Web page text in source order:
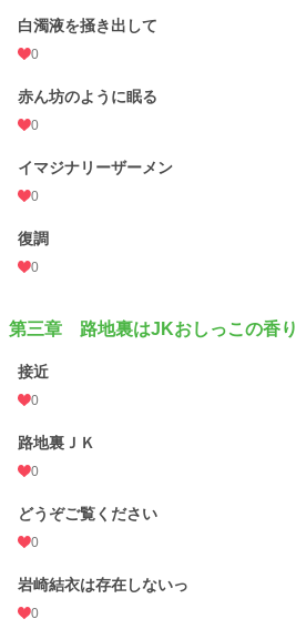
白濁液を掻き出して
0
赤ん坊のように眠る
0
イマジナリーザーメン
0
復調
0
第三章 路地裏はJKおしっこの香り
接近
0
路地裏ＪＫ
0
どうぞご覧ください
0
岩崎結衣は存在しないっ
0